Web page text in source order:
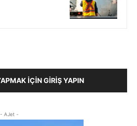
İÇIN GIRIŞ YAPIN
- AJet -